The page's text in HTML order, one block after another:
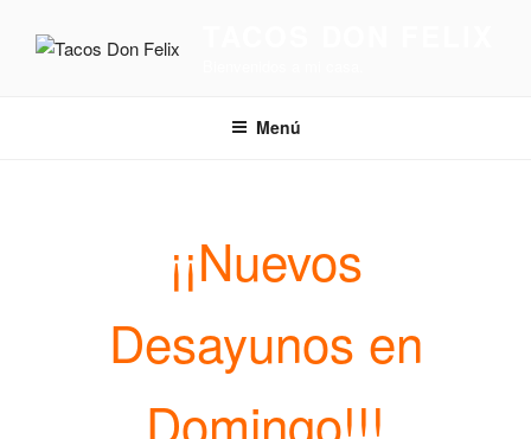
Menú
¡¡Nuevos
Desayunos en
Domingo!!!